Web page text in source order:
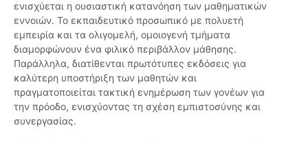
ενισχύεται η ουσιαστική κατανόηση των μαθηματικών
εννοιών. Το εκπαιδευτικό προσωπικό με πολυετή
εμπειρία και τα ολιγομελή, ομοιογενή τμήματα
διαμορφώνουν ένα φιλικό περιβάλλον μάθησης.
Παράλληλα, διατίθενται πρωτότυπες εκδόσεις για
καλύτερη υποστήριξη των μαθητών και
πραγματοποιείται τακτική ενημέρωση των γονέων για
την πρόοδο, ενισχύοντας τη σχέση εμπιστοσύνης και
συνεργασίας.